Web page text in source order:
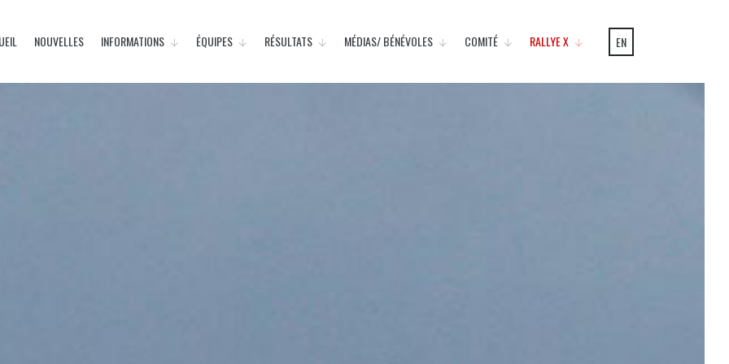
NOUVELLES INFORMATIONS ÉQUIPES RÉSULTATS MÉDIAS/ BÉNÉVOLES COMITÉ RALLYE X EN